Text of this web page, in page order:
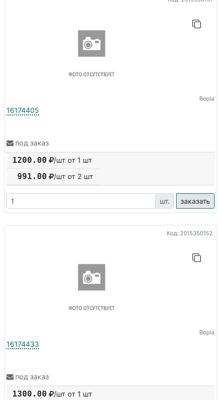
Bopla
16174405
под заказ
1200.00 /шт от 1 шт
991.00 /шт от 2 шт
шт. заказать
Код: 2015350152
Bopla
16174433
под заказ
1300.00 /шт от 1 шт